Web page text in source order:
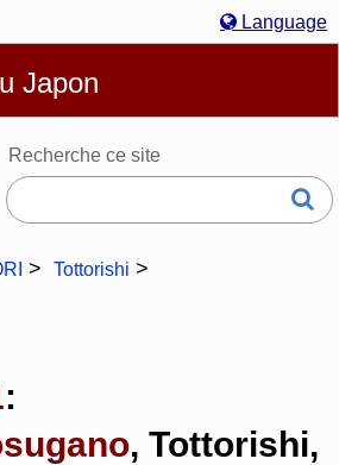
Language
Bahasa Melayu
日本語
Japon
Recherche ce site
Tottorishi
:
, Tottorishi,